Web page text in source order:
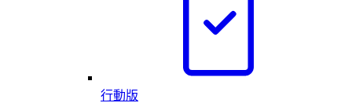
行動版